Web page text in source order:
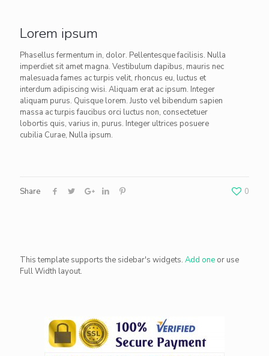
Lorem ipsum
Phasellus fermentum in, dolor. Pellentesque facilisis. Nulla
imperdiet sit amet magna. Vestibulum dapibus, mauris nec
malesuada fames ac turpis velit, rhoncus eu, luctus et
interdum adipiscing wisi. Aliquam erat ac ipsum. Integer
aliquam purus. Quisque lorem. Justo vel bibendum sapien
massa ac turpis faucibus orci luctus non, consectetuer
lobortis quis, varius in, purus. Integer ultrices posuere
cubilia Curae, Nulla ipsum.
Share 0
This template supports the sidebar's widgets. Add one or use
Full Width layout.